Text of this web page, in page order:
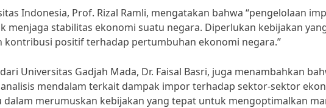
Indonesia, Prof. Rizal Ramli, mengatakan bahwa “pengelolaan
menjaga stabilitas ekonomi suatu negara. Diperlukan kebijakan
positif terhadap pertumbuhan ekonomi negara.”
Universitas Gadjah Mada, Dr. Faisal Basri, juga menambahkan
mendalam terkait dampak impor terhadap sektor-sektor
dalam merumuskan kebijakan yang tepat untuk mengoptimalkan